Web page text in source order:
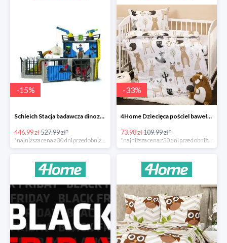
-15%
Schleich Stacja badawcza dinozaurów -15%
446.99 zł527.99 zł*
*najniższa cena z 30 dni przed obniżką
-33%
4Home Dziecięca pościel bawełniana do łóżeczka Nordic Friends -33%
73.98 zł109.99 zł*
*najniższa cena z 30 dni przed obniżką